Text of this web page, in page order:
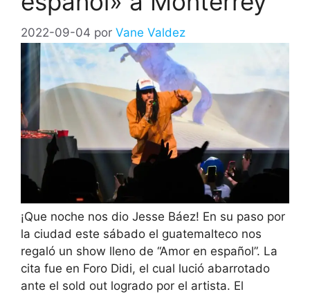
2022-09-04 por Vane Valdez
¡Que noche nos dio Jesse Báez! En su paso por
la ciudad este sábado el guatemalteco nos
regaló un show lleno de “Amor en español”. La
cita fue en Foro Didi, el cual lució abarrotado
ante el sold out logrado por el artista. El